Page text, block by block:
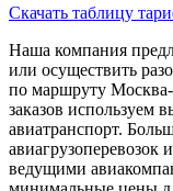
Скачать таблицу
Наша компания
или осуществить
по маршруту
заказов используем
авиатранспорт.
авиагрузоперевозок
ведущими